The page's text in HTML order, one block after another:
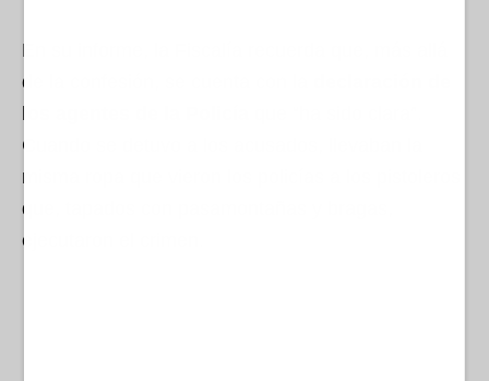
En su informe, la Fiscalía recuerda que, más allá
de la confesión, se cuenta con la
los agentes de la Policía
Cuando se detuvo a los acusados, llevaban la
misma ropa que vieron los policías a los pistoleros
que, tapados con pasamontañas y bragas,
ejecutaron el crimen.